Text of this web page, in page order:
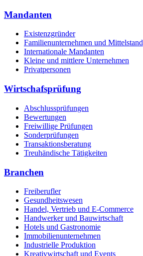
Mandanten
Existenzgründer
Familienunternehmen und Mittelstand
Internationale Mandanten
Kleine und mittlere Unternehmen
Privatpersonen
Wirtschafsprüfung
Abschlussprüfungen
Bewertungen
Freiwillige Prüfungen
Sonderprüfungen
Transaktionsberatung
Treuhändische Tätigkeiten
Branchen
Freiberufler
Gesundheitswesen
Handel, Vertrieb und E-Commerce
Handwerker und Bauwirtschaft
Hotels und Gastronomie
Immobilienunternehmen
Industrielle Produktion
Kreativwirtschaft und Events